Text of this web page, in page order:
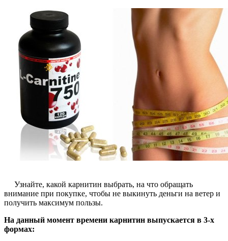
Узнайте, какой карнитин выбрать, на что обращать
внимание при покупке, чтобы не выкинуть деньги на ветер и
получить максимум пользы.
На данный момент времени карнитин выпускается в 3-х
формах: